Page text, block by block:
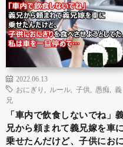
2022.06.13
おにぎり
ルール 子供 愚痴
義
兄
「車内で飲食しないでね」
兄から頼まれて義兄嫁を車に
乗せたんだけど、子供におに